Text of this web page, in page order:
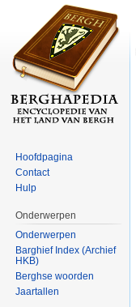
Hoofdpagina
Contact
Hulp
Onderwerpen
Onderwerpen
Barghief Index (Archief
HKB)
Berghse woorden
Jaartallen